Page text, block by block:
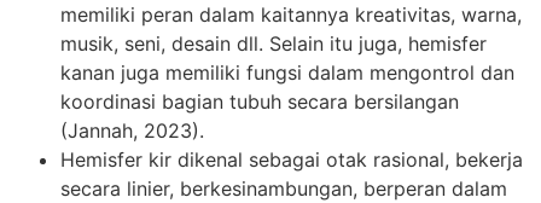
memiliki peran dalam kaitannya kreativitas, warna,
musik, seni, desain dll. Selain itu juga, hemisfer
kanan juga memiliki fungsi dalam mengontrol dan
koordinasi bagian tubuh secara bersilangan
(Jannah, 2023).
Hemisfer kir dikenal sebagai otak rasional, bekerja
secara linier, berkesinambungan, berperan dalam